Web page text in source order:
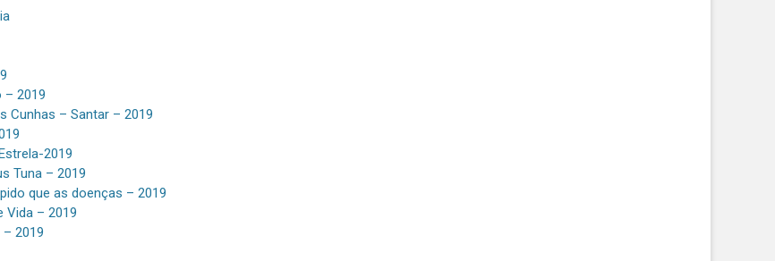
– 2019
Cunhas – Santar – 2019
2019
Tuna – 2019
que as doenças – 2019
Vida – 2019
– 2019